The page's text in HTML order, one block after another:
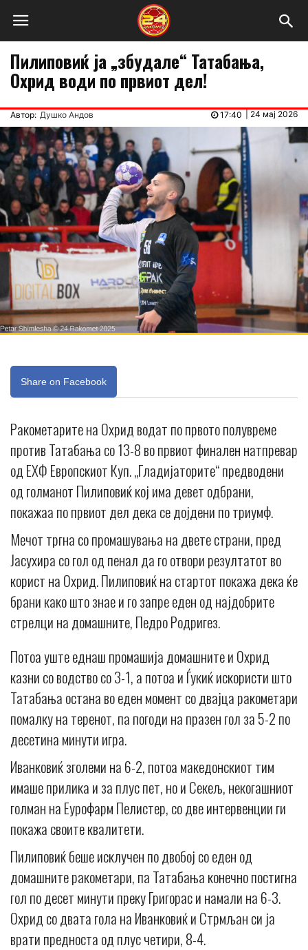
Пилиповиќ ја „збудале“ Татабања,
Охрид води по првиот дел!
Автор: Душко Андов 24 мај 2026
17:40
Share on Facebook
Ракометарите на Охрид водат по првото полувреме
против Татабања со 13-8 во првиот финален натпревар
од ЕХФ Европскиот Куп. „Гладијаторите“ предводени
од голманот Пилиповиќ кој има девет одбрани,
покажаа по првиот дел дека се дојдени по триумф.
Мечот тргна со промашувања на двете страни, пред
Јасухира со гол од пенал да го отвори резултатот во
корист на Охрид. Пилиповиќ на стартот покажа дека ќе
брани како што знае и го запре еден од најдобрите
стрелци на домашните, Педро Родригез.
Потоа уште еднаш промашија домашните и Охрид
казни со водство со 3-1, а потоа и Ѓукиќ искористи што
Татабања остана во еден момент со двајца ракометари
помалку на теренот, па погоди на празен гол за 5-2 по
десетина минути игра.
Иванковиќ зголеми на 6-2, потоа македонскиот тим
имаше прилика и за плус пет, но и Секељ, некогашниот
голман на Еурофарм Пелистер, со две интервенции ги
покажа своите квалитети.
Пилиповиќ беше исклучен по двобој со еден од
домашните ракометари, па Татабања конечно постигна
гол по десет минути преку Григорас и намали на 6-3.
Охрид со двата гола на Иванковиќ и Стрмљан си ја
врати предноста од плус четири, 8-4.